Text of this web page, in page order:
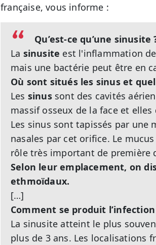
française, vous informe :
Qu’est-ce qu’une sinusite
La sinusite est l'inflammation
mais une bactérie peut être en
Où sont situés les sinus et
Les sinus sont des cavités
massif osseux de la face et
Les sinus sont tapissés par une
nasales par cet orifice. Le
rôle très important de première
Selon leur emplacement, on
ethmoïdaux.
[…]
Comment se produit
La sinusite atteint le plus
plus de 3 ans. Les localisations